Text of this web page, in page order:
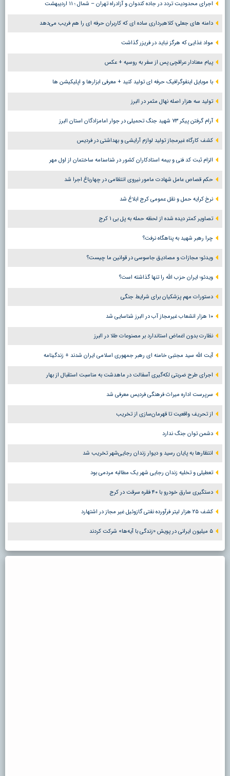
اجرای محدودیت تردد در جاده کندوان و آزادراه تهران – شمال ؛ ١١ اردیبهشت
دامنه های جعلی؛ کلاهبرداری ساده ای که کاربران حرفه ای را هم فریب می‌دهد
مواد غذایی که هرگز نباید در فریزر گذاشت
پیام معنادار عراقچی پس از سفر به روسیه + عکس
با موبایل اینفوگرافیک حرفه ای تولید کنید + معرفی ابزارها و اپلیکیشن ها
تولید سه هزار اصله نهال مثمر در البرز
آرام گرفتن پیکر ۷۳ شهید جنگ تحمیلی در جوار امامزادگان استان البرز
کشف کارگاه غیرمجاز تولید لوازم آرایشی و بهداشتی در فردیس
الزام ثبت کد فنی و بیمه استادکاران کشور در شناسنامه ساختمان از اول مهر
حکم قصاص عامل شهادت مامور نیروی انتظامی در چهارباغ اجرا شد
نرخ کرایه حمل و نقل عمومی کرج ابلاغ شد
تصاویر کمتر دیده شده از لحظه حمله به پل بی ۱ کرج
چرا رهبر شهید به پناهگاه نرفت؟
ویدئو؛ مجازات و مصادیق جاسوسی در قوانین ما چیست؟
ویدئو؛ ایران حزب الله را تنها گذاشته است؟
دستورات مهم پزشکیان برای شرایط جنگی
۱۰ هزار انشعاب غیرمجاز آب در البرز شناسایی شد
نظارت بدون اغماض استاندارد بر مصنوعات طلا در البرز
آیت الله سید مجتبی خامنه ای رهبر جمهوری اسلامی ایران شدند + زندگینامه
اجرای طرح ضربتی لکه‌گیری آسفالت در ماهدشت به مناسبت استقبال از بهار
سرپرست اداره میراث فرهنگی فردیس معرفی شد
از تحریف واقعیت تا قهرمان‌سازی از تخریب
دشمن توان جنگ ندارد
انتظارها به پایان رسید و دیوار زندان رجایی‌شهر تخریب شد
تعطیلی و تخلیه زندان رجایی شهر یک مطالبه مردمی بود
دستگیری سارق خودرو با ۴۰ فقره سرقت در کرج
کشف ۲۵ هزار لیتر فرآورده نفتی گازوئیل غیر مجاز در اشتهارد
۵ میلیون ایرانی در پویش «زندگی با آیه‌ها» شرکت کردند